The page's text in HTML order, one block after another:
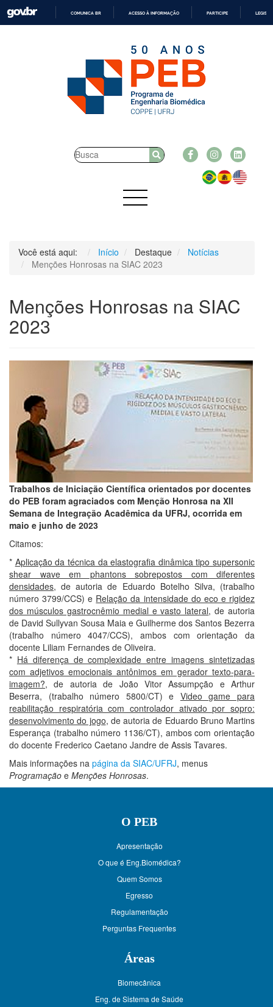
O
CONTEÚDO
COMUNICA BR ACESSO À INFORMAÇÃO PARTICIPE
Você está aqui: Início Destaque
Notícias
Menções Honrosas na SIAC 2023
Menções Honrosas na SIAC
2023
Trabalhos de Iniciação Científica orientados por docentes
do PEB foram agraciados com Menção Honrosa na XII
Semana de Integração Acadêmica da UFRJ, ocorrida em
maio e junho de 2023
Citamos:
* Aplicação da técnica da elastografia dinâmica tipo supersonic
shear wave em phantons sobrepostos com diferentes
densidades, de autoria de Eduardo Botelho Silva, (trabalho
número 3799/CCS) e Relação da intensidade do eco e rigidez
dos músculos gastrocnêmio medial e vasto lateral, de autoria
de David Sullyvan Sousa Maia e Guilherme dos Santos Bezerra
(trabalho número 4047/CCS), ambos com orientação da
docente Liliam Fernandes de Oliveira.
* Há diferença de complexidade entre imagens sintetizadas
com adjetivos emocionais antônimos em gerador texto-para-
imagem?, de autoria de João Vitor Assumpção e Arthur
Beserra, (trabalho número 5800/CT) e Video game para
reabilitação respiratória com controlador ativado por sopro:
desenvolvimento do jogo, de autoria de Eduardo Bruno Martins
Esperança (trabalho número 1136/CT), ambos com orientação
do docente Frederico Caetano Jandre de Assis Tavares.
Mais informações na página da SIAC/UFRJ, menus
Programação e Menções Honrosas.
O PEB
Apresentação
O que é Eng.Biomédica?
Quem Somos
Egresso
Regulamentação
Perguntas Frequentes
Áreas
Biomecânica
Eng. de Sistema de Saúde